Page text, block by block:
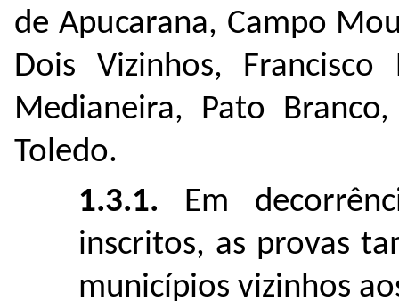
de Apucarana, Campo
Dois Vizinhos, Francisco
Medianeira, Pato
Toledo.
1.3.1. Em
inscritos, as provas
municípios vizinhos